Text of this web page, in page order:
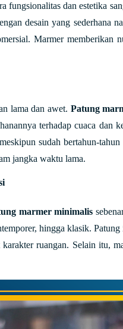
fungsionalitas dan estetika
desain yang sederhana
Marmer memberikan
lama dan awet. Patung
terhadap cuaca dan
sudah bertahun-
jangka waktu lama.
marmer minimalis
hingga klasik.
ruangan. Selain itu,